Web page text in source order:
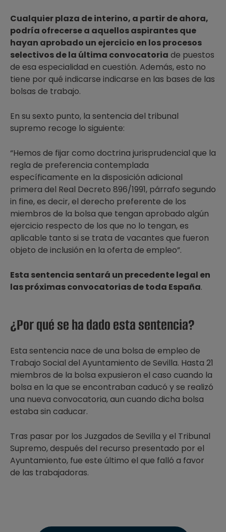
Cualquier plaza de interino, a partir de ahora,
podría ofrecerse a aquellos aspirantes que
hayan aprobado un ejercicio en los procesos
selectivos de la última convocatoria de puestos
de esa especialidad en cuestión. Además, esto no
tiene por qué indicarse indicarse en las bases de las
bolsas de trabajo.
En su sexto punto, la sentencia del tribunal
supremo recoge lo siguiente:
“Hemos de fijar como doctrina jurisprudencial que la
regla de preferencia contemplada
específicamente en la disposición adicional
primera del Real Decreto 896/1991, párrafo segundo
in fine, es decir, el derecho preferente de los
miembros de la bolsa que tengan aprobado algún
ejercicio respecto de los que no lo tengan, es
aplicable tanto si se trata de vacantes que fueron
objeto de inclusión en la oferta de empleo”.
Esta sentencia sentará un precedente legal en
las próximas convocatorias de toda España.
¿Por qué se ha dado esta sentencia?
Esta sentencia nace de una bolsa de empleo de
Trabajo Social del Ayuntamiento de Sevilla. Hasta 21
miembros de la bolsa expusieron el caso cuando la
bolsa en la que se encontraban caducó y se realizó
una nueva convocatoria, aun cuando dicha bolsa
estaba sin caducar.
Tras pasar por los Juzgados de Sevilla y el Tribunal
Supremo, después del recurso presentado por el
Ayuntamiento, fue este último el que falló a favor
de las trabajadoras.